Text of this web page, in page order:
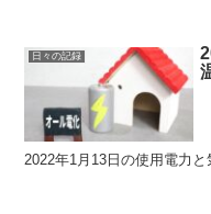
日々の記録
2022年1月13日の使用電力と